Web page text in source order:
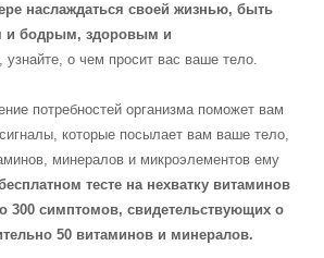
наслаждаться своей жизнью, быть
и бодрым, здоровым и
, узнайте, о чем просит вас ваше тело.
потребностей организма поможет вам
которые посылает вам ваше тело,
минералов и микроэлементов ему
тесте на нехватку витаминов
300 симптомов, свидетельствующих о
50 витаминов и минералов.